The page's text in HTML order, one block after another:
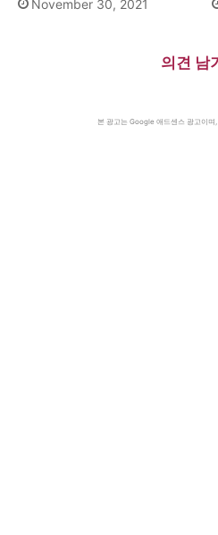
November 30, 2021
의견 남
본 광고는 Google 애드센스 광고이며